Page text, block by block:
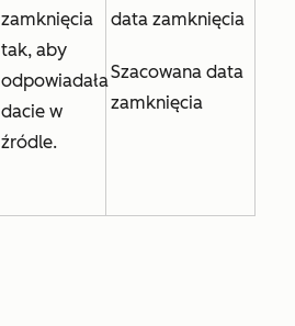
zamknięcia
tak, aby
odpowiadała
dacie w
źródle.
data zamknięcia
Szacowana data
zamknięcia